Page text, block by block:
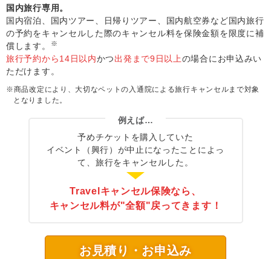
国内旅行専用。
国内宿泊、国内ツアー、日帰りツアー、国内航空券など国内旅行
の予約をキャンセルした際のキャンセル料を保険金額を限度に補
償します。
※
旅行予約から14日以内かつ出発まで9日以上の場合にお申込みい
ただけます。
※商品改定により、大切なペットの入通院による旅行キャンセルまで対象
となりました。
例えば…
予めチケットを購入していた
イベント（興行）が中止になったことによっ
て、 旅行をキャンセルした。
Travelキャンセル保険なら、
キャンセル料が"全額"戻ってきます！
お見積り・お申込み